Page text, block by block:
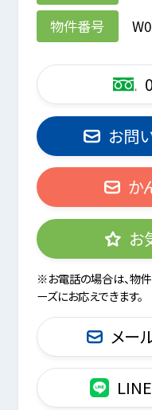
物件番号
お問
か
お
※お電話の場合は、物
ーズにお応えできます。
メー